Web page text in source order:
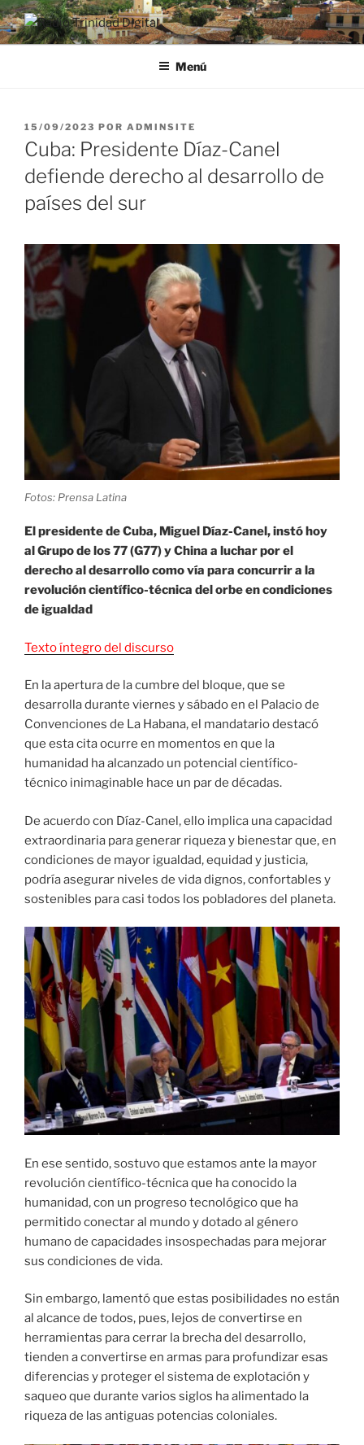
Saltar
al
contenido
RADIO TRINIDAD DIGITAL
Desde la Ciudad Museo del Caribe
Menú
PUBLICADO
EL
15/09/2023 POR ADMINSITE
Cuba: Presidente Díaz-Canel
defiende derecho al desarrollo de
países del sur
Fotos: Prensa Latina
El presidente de Cuba, Miguel Díaz-Canel, instó hoy
al Grupo de los 77 (G77) y China a luchar por el
derecho al desarrollo como vía para concurrir a la
revolución científico-técnica del orbe en condiciones
de igualdad
Texto íntegro del discurso
En la apertura de la cumbre del bloque, que se
desarrolla durante viernes y sábado en el Palacio de
Convenciones de La Habana, el mandatario destacó
que esta cita ocurre en momentos en que la
humanidad ha alcanzado un potencial científico-
técnico inimaginable hace un par de décadas.
De acuerdo con Díaz-Canel, ello implica una capacidad
extraordinaria para generar riqueza y bienestar que, en
condiciones de mayor igualdad, equidad y justicia,
podría asegurar niveles de vida dignos, confortables y
sostenibles para casi todos los pobladores del planeta.
En ese sentido, sostuvo que estamos ante la mayor
revolución científico-técnica que ha conocido la
humanidad, con un progreso tecnológico que ha
permitido conectar al mundo y dotado al género
humano de capacidades insospechadas para mejorar
sus condiciones de vida.
Sin embargo, lamentó que estas posibilidades no están
al alcance de todos, pues, lejos de convertirse en
herramientas para cerrar la brecha del desarrollo,
tienden a convertirse en armas para profundizar esas
diferencias y proteger el sistema de explotación y
saqueo que durante varios siglos ha alimentado la
riqueza de las antiguas potencias coloniales.